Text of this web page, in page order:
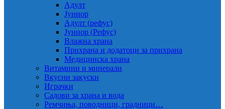
Адулт
Јуниор
Адулт (рефус)
Јуниор (Рефус)
Влажна храна
Прихрана и додатоци за прихрана
Медицинска храна
Витамини и минерали
Вкусни закуски
Играчки
Садови за храна и вода
Ремчиња, поводници, градници…